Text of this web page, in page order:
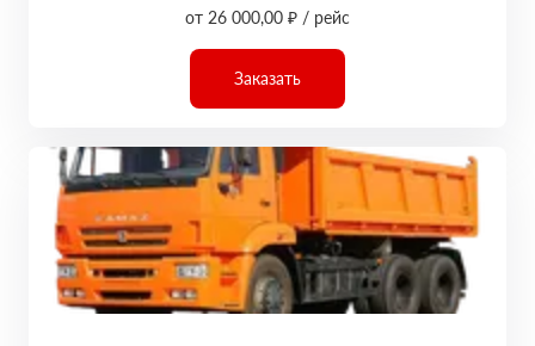
от 26 000,00 ₽ / рейс
Заказать